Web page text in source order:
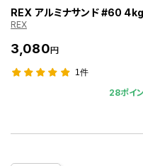
REX アルミナサンド #60 4kg
REX
3,080円
1件
28ポイ